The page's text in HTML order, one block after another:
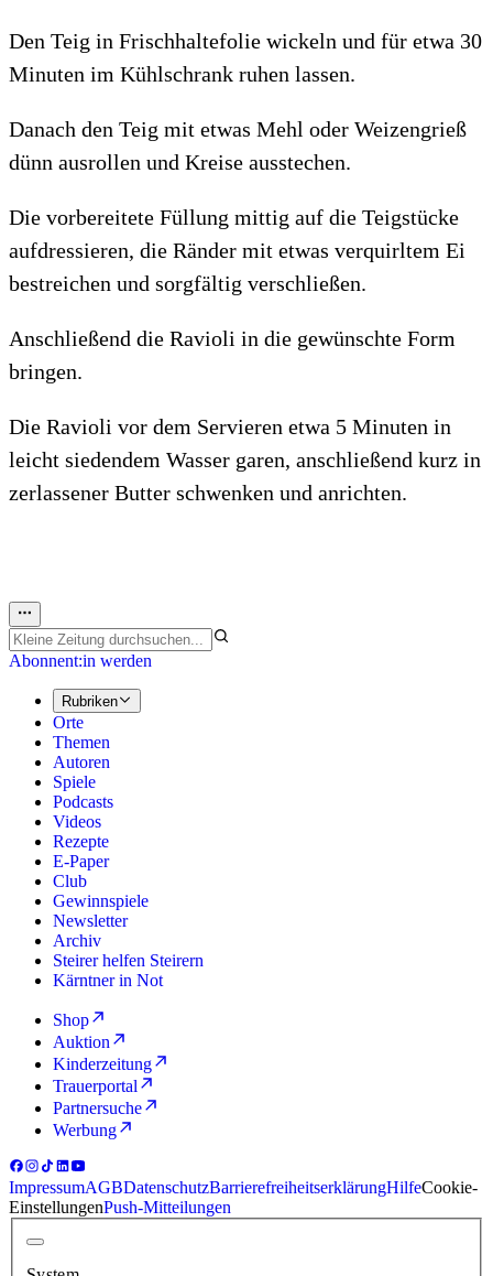
Den Teig in Frischhaltefolie wickeln und für etwa 30
Minuten im Kühlschrank ruhen lassen.
Danach den Teig mit etwas Mehl oder Weizengrieß
dünn ausrollen und Kreise ausstechen.
Die vorbereitete Füllung mittig auf die Teigstücke
aufdressieren, die Ränder mit etwas verquirltem Ei
bestreichen und sorgfältig verschließen.
Anschließend die Ravioli in die gewünschte Form
bringen.
Die Ravioli vor dem Servieren etwa 5 Minuten in
leicht siedendem Wasser garen, anschließend kurz in
zerlassener Butter schwenken und anrichten.
Abonnent:in werden
Rubriken
Orte
Themen
Autoren
Spiele
Podcasts
Videos
Rezepte
E-Paper
Club
Gewinnspiele
Newsletter
Archiv
Steirer helfen Steirern
Kärntner in Not
Shop
Auktion
Kinderzeitung
Trauerportal
Partnersuche
Werbung
ImpressumAGBDatenschutzBarrierefreiheitserklärungHilfeCookie-
EinstellungenPush-Mitteilungen